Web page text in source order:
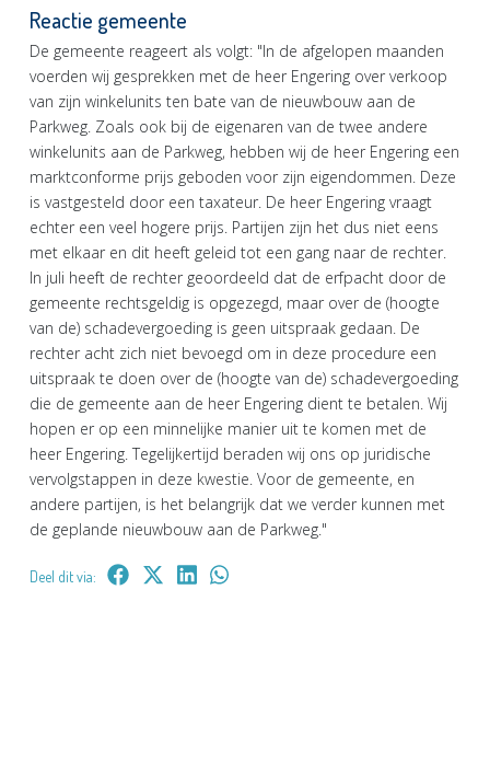
Reactie gemeente
De gemeente reageert als volgt: "In de afgelopen maanden
voerden wij gesprekken met de heer Engering over verkoop
van zijn winkelunits ten bate van de nieuwbouw aan de
Parkweg. Zoals ook bij de eigenaren van de twee andere
winkelunits aan de Parkweg, hebben wij de heer Engering een
marktconforme prijs geboden voor zijn eigendommen. Deze
is vastgesteld door een taxateur. De heer Engering vraagt
echter een veel hogere prijs. Partijen zijn het dus niet eens
met elkaar en dit heeft geleid tot een gang naar de rechter.
In juli heeft de rechter geoordeeld dat de erfpacht door de
gemeente rechtsgeldig is opgezegd, maar over de (hoogte
van de) schadevergoeding is geen uitspraak gedaan. De
rechter acht zich niet bevoegd om in deze procedure een
uitspraak te doen over de (hoogte van de) schadevergoeding
die de gemeente aan de heer Engering dient te betalen. Wij
hopen er op een minnelijke manier uit te komen met de
heer Engering. Tegelijkertijd beraden wij ons op juridische
vervolgstappen in deze kwestie. Voor de gemeente, en
andere partijen, is het belangrijk dat we verder kunnen met
de geplande nieuwbouw aan de Parkweg."
Deel dit via: